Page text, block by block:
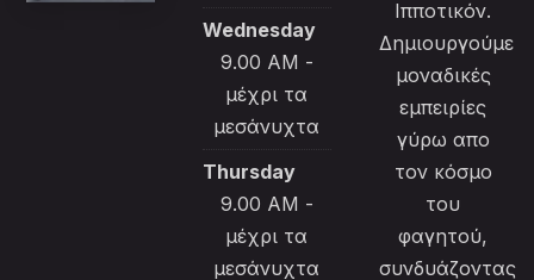
Wednesday
9.00 AM -
μέχρι τα
μεσάνυχτα
Thursday
9.00 AM -
μέχρι τα
μεσάνυχτα
Ιπποτικόν.
Δημιουργούμε
μοναδικές
εμπειρίες
γύρω απο
τον κόσμο
του
φαγητού,
συνδυάζοντας